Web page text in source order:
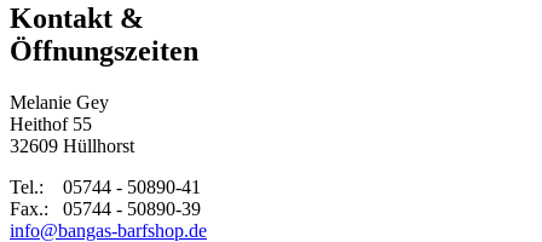
Kontakt &
Öffnungszeiten
Melanie Gey
Heithof 55
32609 Hüllhorst
Tel.: 05744 - 50890-41
Fax.: 05744 - 50890-39
info@bangas-barfshop.de